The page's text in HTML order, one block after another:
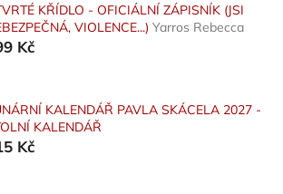
KŘÍDLO - OFICIÁLNÍ ZÁPISNÍK (JSI
VIOLENCE...) Yarros Rebecca
Kč
KALENDÁŘ PAVLA SKÁCELA 2027 -
KALENDÁŘ
Kč